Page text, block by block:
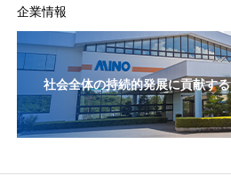
企業情報
社会全体の持続的発展に貢献する